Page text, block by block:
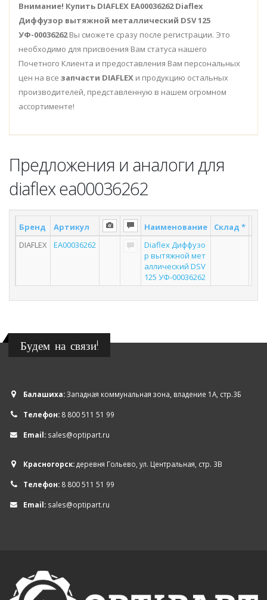
Внимание! Купить DIAFLEX EA00036262 Diaflex
Диффузор вытяжной металлический DSV 125
УФ-00036262Вы сможете сразу после регистрации. Это
необходимо для присвоения Вам статуса нашего
Почетного Клиента и предоставления Вам персональных
цен на все запчасти DIAFLEX и продукцию остальных
производителей, представленную в нашем огромном
ассортименте!
Предложения и аналоги для
diaflex ea00036262
Бренд Артикул Наименование Склад *
DIAFLEX
EA00036262
Diaflex Диффузо
р вытяжной мет
аллический DSV
125 УФ-00036262
Будем на связи!
Балашиха:Западная коммунальная зона, владение 1А, стр.3Б
Телефон: 8 800 511 51 99
Email: sales@optipart.ru
Красногорск:деревня Гольево, ул. Центральная, стр. 3В
Телефон: 8 800 511 51 99
Email: sales@optipart.ru